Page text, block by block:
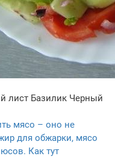
лист Базилик Черный
мясо – оно не
для обжарки, мясо
Как тут